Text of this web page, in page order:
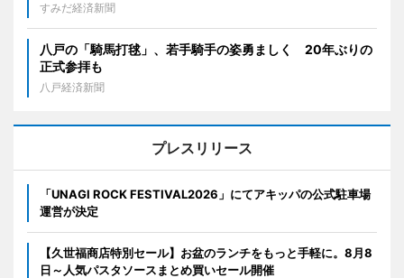
すみだ経済新聞
八戸の「騎馬打毬」、若手騎手の姿勇ましく 20年ぶりの
正式参拝も
八戸経済新聞
プレスリリース
「UNAGI ROCK FESTIVAL2026」にてアキッパの公式駐車場
運営が決定
【久世福商店特別セール】お盆のランチをもっと手軽に。8月8
日～人気パスタソースまとめ買いセール開催